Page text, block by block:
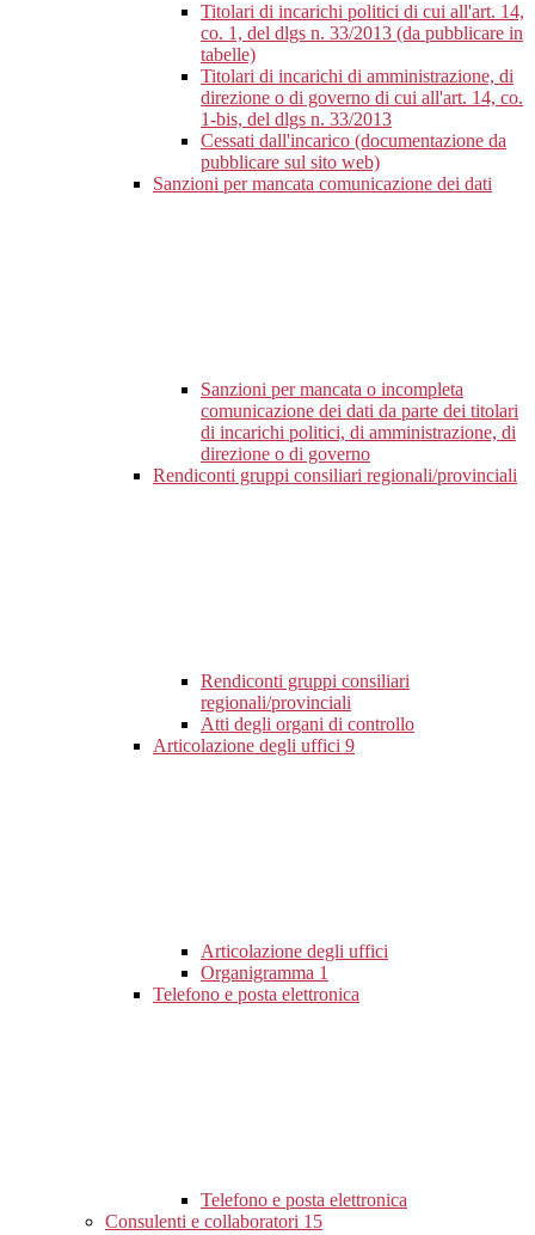
Titolari di incarichi politici di cui all'art. 14,
co. 1, del dlgs n. 33/2013 (da pubblicare in
tabelle)
Titolari di incarichi di amministrazione, di
direzione o di governo di cui all'art. 14, co.
1-bis, del dlgs n. 33/2013
Cessati dall'incarico (documentazione da
pubblicare sul sito web)
Sanzioni per mancata comunicazione dei dati
Sanzioni per mancata o incompleta
comunicazione dei dati da parte dei titolari
di incarichi politici, di amministrazione, di
direzione o di governo
Rendiconti gruppi consiliari regionali/provinciali
Rendiconti gruppi consiliari
regionali/provinciali
Atti degli organi di controllo
Articolazione degli uffici 9
Articolazione degli uffici
Organigramma 1
Telefono e posta elettronica
Telefono e posta elettronica
Consulenti e collaboratori 15